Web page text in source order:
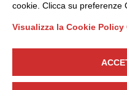
Seguici
cookie. Clicca su preferenze
Visualizza la Cookie Policy